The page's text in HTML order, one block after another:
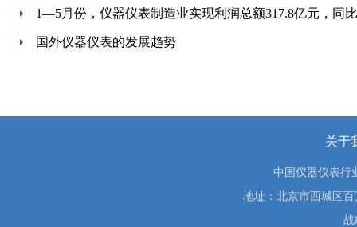
1—5月份，仪器仪表制造业实现利润总额317.8亿元，同
国外仪器仪表的发展趋势
关于
中国仪器仪表
地址：北京市西城区
战